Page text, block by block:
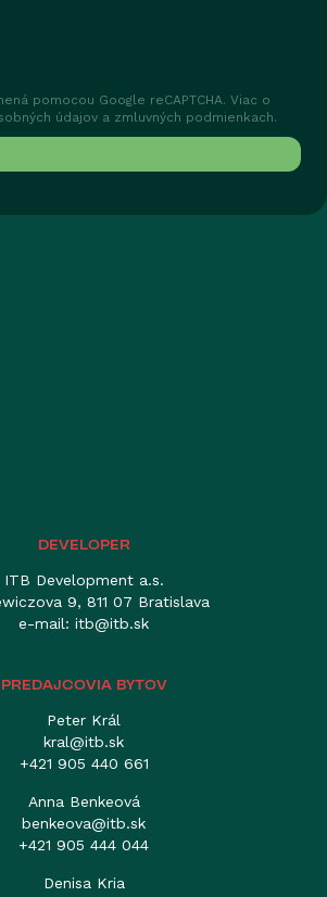
pomocou Google reCAPTCHA. Viac o
údajov a zmluvných podmienkach.
DEVELOPER
ITB Development a.s.
9, 811 07 Bratislava
e-mail: itb@itb.sk
PREDAJCOVIA BYTOV
Peter Král
kral@itb.sk
+421 905 440 661
Anna Benkeová
benkeova@itb.sk
+421 905 444 044
Denisa Kria